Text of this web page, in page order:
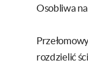
Osobliwa
rozdzielić